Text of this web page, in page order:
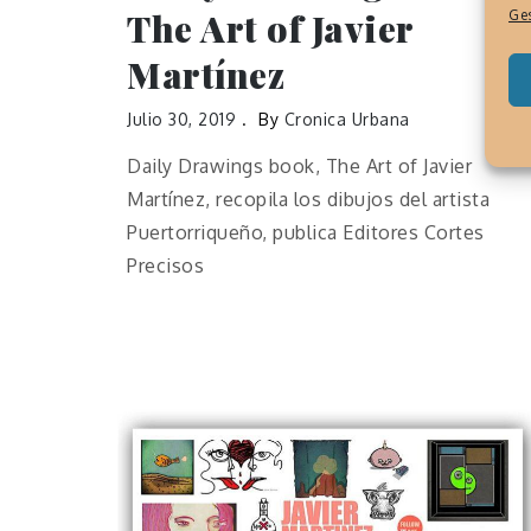
The Art of Javier
Martínez
Julio 30, 2019 By Cronica Urbana
Daily Drawings book, The Art of Javier
Martínez, recopila los dibujos del artista
Puertorriqueño, publica Editores Cortes
Precisos